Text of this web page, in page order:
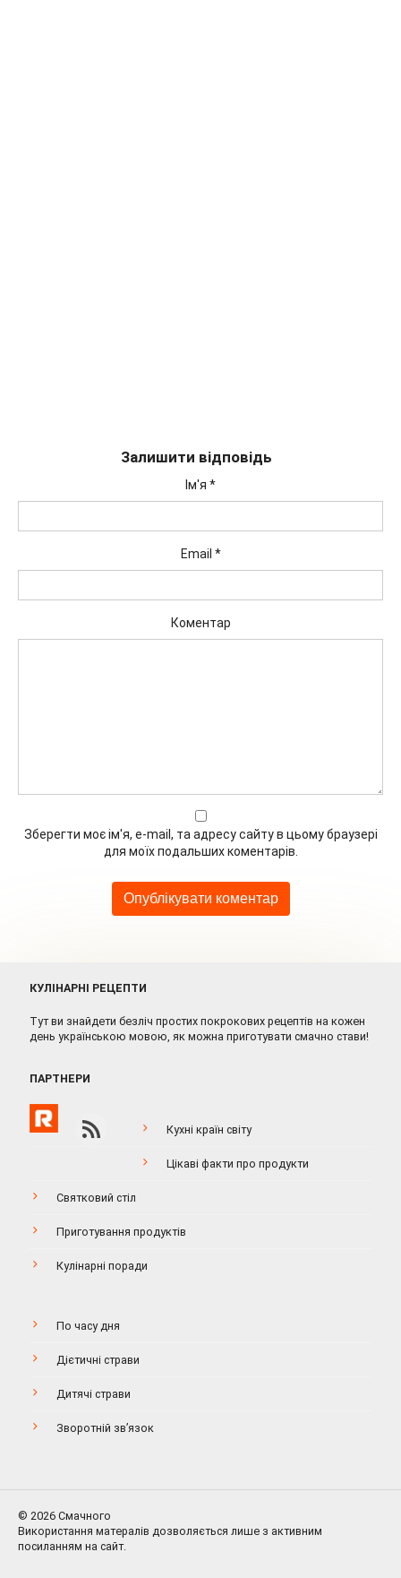
Залишити відповідь
Ім'я *
Email *
Коментар
Зберегти моє ім'я, e-mail, та адресу сайту в цьому браузері
для моїх подальших коментарів.
КУЛІНАРНІ РЕЦЕПТИ
Тут ви знайдети безліч простих покрокових рецептів на кожен
день українською мовою, як можна приготувати смачно стави!
ПАРТНЕРИ
Кухні країн світу
Цікаві факти про продукти
Святковий стіл
Приготування продуктів
Кулінарні поради
По часу дня
Дієтичні страви
Дитячі страви
Зворотній зв’язок
© 2026 Смачного
Використання матералів дозволяється лише з активним
посиланням на сайт.